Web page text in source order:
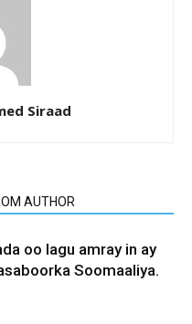
Siraad
AUTHOR
oo lagu amray in ay
Soomaaliya.